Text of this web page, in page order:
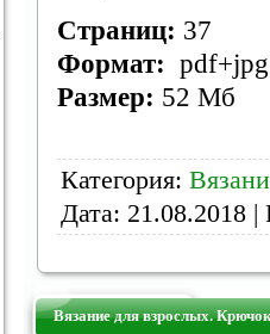
Страниц: 37
Формат: pdf+jpg
Размер: 52 Мб
Категория:
Дата: 21.08.2018 |
Вязание для взрослых.